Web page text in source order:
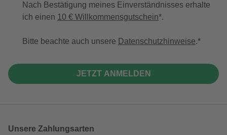
Nach Bestätigung meines Einverständnisses erhalte
ich einen 10 € Willkommensgutschein*.
Bitte beachte auch unsere Datenschutzhinweise.
JETZT ANMELDEN
Unsere Zahlungsarten